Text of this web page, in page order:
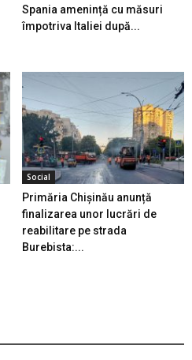
Spania amenință cu măsuri
împotriva Italiei după...
Social
Primăria Chișinău anunță
finalizarea unor lucrări de
reabilitare pe strada
Burebista:...